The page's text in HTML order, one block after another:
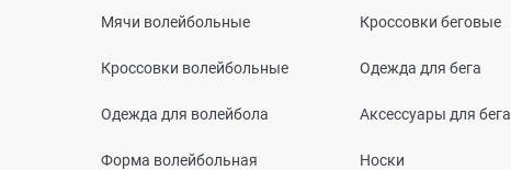
Мячи волейбольные
Кроссовки волейбольные
Одежда для волейбола
Форма волейбольная
Кроссовки беговые
Одежда для бега
Аксессуары для бега
Носки